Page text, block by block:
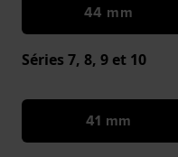
44 mm
Séries 7, 8, 9 et 10
41 mm